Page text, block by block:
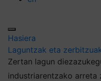
Hasiera
Laguntzak eta
Zertan lagun
industriarentzako arreta